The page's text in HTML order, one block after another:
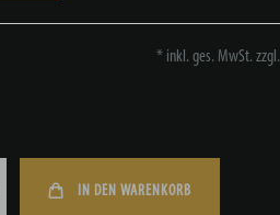
* inkl. ges. MwSt. zzgl.
IN DEN WARENKORB